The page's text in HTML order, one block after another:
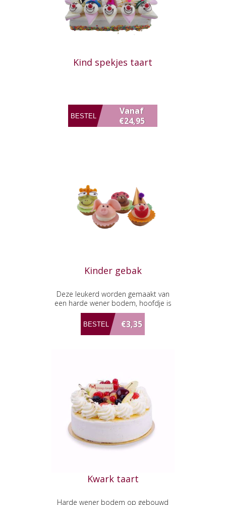
Kind spekjes taart
Vanaf
€24,95
Kinder gebak
Deze leukerd worden gemaakt van
een harde wener bodem, hoofdje is
van crème, deze wordt door de
chocolade gehaald en de afwerking is
met marsepein. Let op! Het hoedje
€3,35
Kwark taart
Harde wener bodem op gebouwd